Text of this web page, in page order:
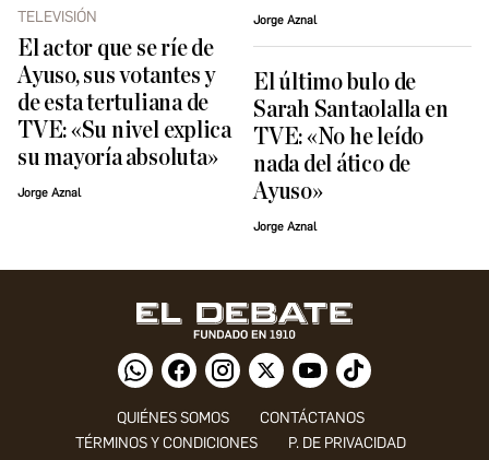
TELEVISIÓN
El actor que se ríe de
Ayuso, sus votantes y
de esta tertuliana de
TVE: «Su nivel explica
su mayoría absoluta»
Jorge Aznal
Jorge Aznal
El último bulo de
Sarah Santaolalla en
TVE: «No he leído
nada del ático de
Ayuso»
Jorge Aznal
QUIÉNES SOMOS
CONTÁCTANOS
TÉRMINOS Y CONDICIONES
P. DE PRIVACIDAD